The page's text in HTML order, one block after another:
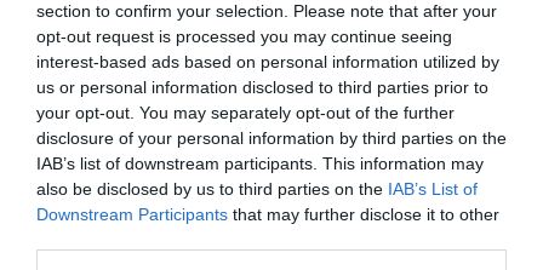
section to confirm your selection. Please note that after your
opt-out request is processed you may continue seeing
interest-based ads based on personal information utilized by
us or personal information disclosed to third parties prior to
your opt-out. You may separately opt-out of the further
disclosure of your personal information by third parties on the
IAB’s list of downstream participants. This information may
also be disclosed by us to third parties on the IAB’s List of
Downstream Participants that may further disclose it to other